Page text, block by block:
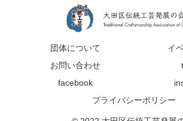
団体について
イ
お問い合わせ
facebook
プライバシーポリシー